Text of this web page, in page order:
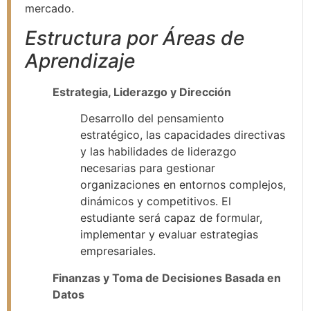
mercado.
Estructura por Áreas de
Aprendizaje
Estrategia, Liderazgo y Dirección
Desarrollo del pensamiento
estratégico, las capacidades directivas
y las habilidades de liderazgo
necesarias para gestionar
organizaciones en entornos complejos,
dinámicos y competitivos. El
estudiante será capaz de formular,
implementar y evaluar estrategias
empresariales.
Finanzas y Toma de Decisiones Basada en
Datos